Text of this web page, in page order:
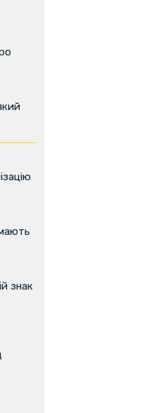
знак